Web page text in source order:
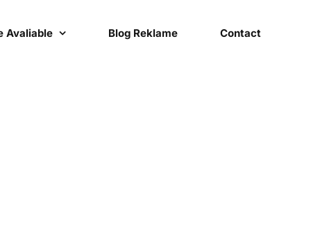
Avaliable Blog Reklame Contact